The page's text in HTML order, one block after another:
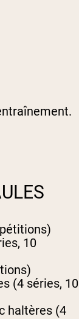
10
(4 séries, 10
haltères (4